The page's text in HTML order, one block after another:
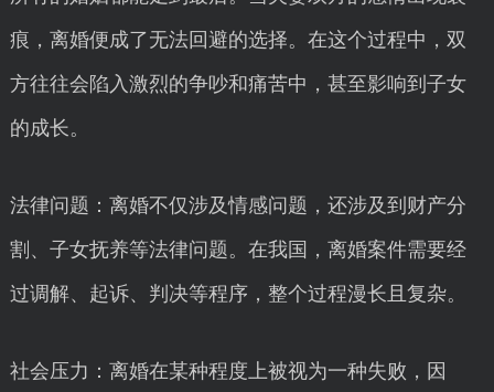
痕，离婚便成了无法回避的选择。在这个过程中，双
方往往会陷入激烈的争吵和痛苦中，甚至影响到子女
的成长。
法律问题：离婚不仅涉及情感问题，还涉及到财产分
割、子女抚养等法律问题。在我国，离婚案件需要经
过调解、起诉、判决等程序，整个过程漫长且复杂。
社会压力：离婚在某种程度上被视为一种失败，因